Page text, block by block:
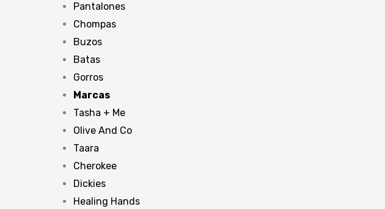
Pantalones
Chompas
Buzos
Batas
Gorros
Marcas
Tasha + Me
Olive And Co
Taara
Cherokee
Dickies
Healing Hands